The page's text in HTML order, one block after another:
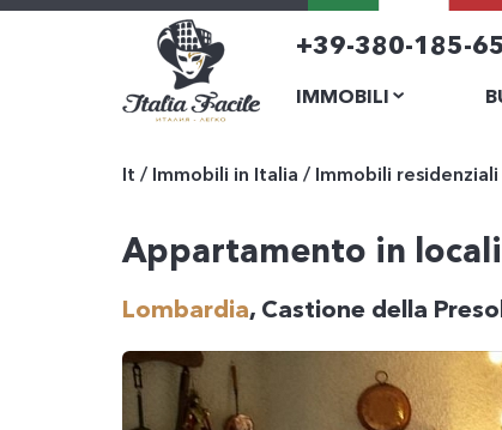
+39-380-185-
IMMOBILI
It / Immobili in Italia / Immobili residenziali
Appartamento in
Lombardia, Castione della